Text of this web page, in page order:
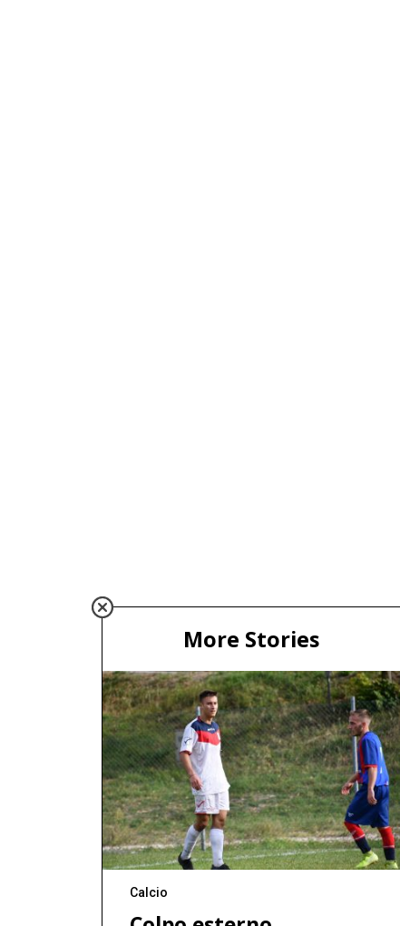
More Stories
Calcio